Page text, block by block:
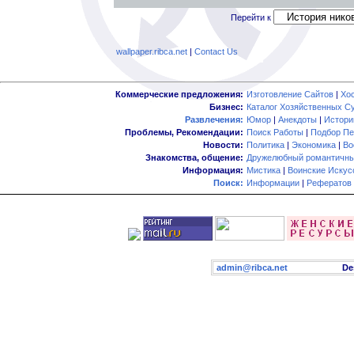
Перейти к
wallpaper.ribca.net| Contact Us
Коммерческие предложения: Изготовление Сайтов |
Бизнес: Каталог Хозяйственных
Развлечения: Юмор | Анекдоты |
Проблемы, Рекомендации: Поиск Работы | Подбор
Новости: Политика | Экономика |
Знакомства, общение: Дружелюбный
Информация: Мистика | Воинские
Поиск: Информации | Рефератов
admin@ribca.net